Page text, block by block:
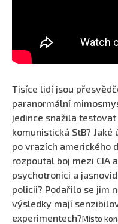
Tisíce lidí jsou
paranormální
jedince snažila
komunistická StB?
po vrazích amerického
rozpoutal boj mezi CIA
psychotronici a
policii? Podařilo se jim
výsledky mají
experimentech?Místo